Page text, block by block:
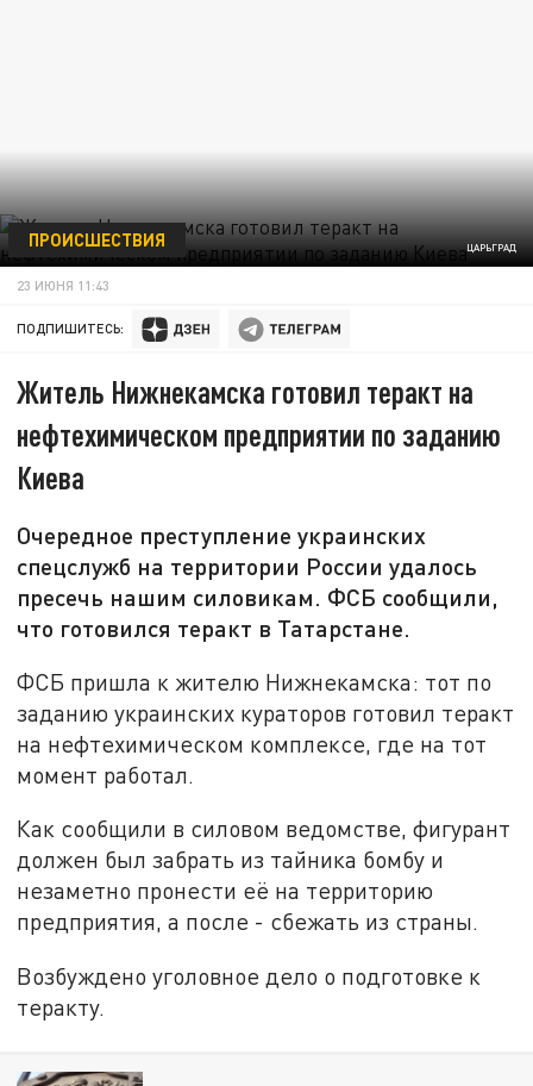
ЦАРЬГРАД
ПРОИСШЕСТВИЯ
23 ИЮНЯ 11:43
ПОДПИШИТЕСЬ:
Житель Нижнекамска готовил теракт на
нефтехимическом предприятии по заданию
Киева
Очередное преступление украинских
спецслужб на территории России удалось
пресечь нашим силовикам. ФСБ сообщили,
что готовился теракт в Татарстане.
ФСБ пришла к жителю Нижнекамска: тот по
заданию украинских кураторов готовил теракт
на нефтехимическом комплексе, где на тот
момент работал.
Как сообщили в силовом ведомстве, фигурант
должен был забрать из тайника бомбу и
незаметно пронести её на территорию
предприятия, а после - сбежать из страны.
Возбуждено уголовное дело о подготовке к
теракту.